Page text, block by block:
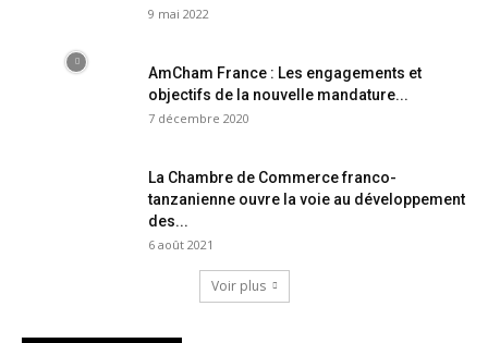
9 mai 2022
AmCham France : Les engagements et
objectifs de la nouvelle mandature...
7 décembre 2020
La Chambre de Commerce franco-
tanzanienne ouvre la voie au développement
des...
6 août 2021
Voir plus